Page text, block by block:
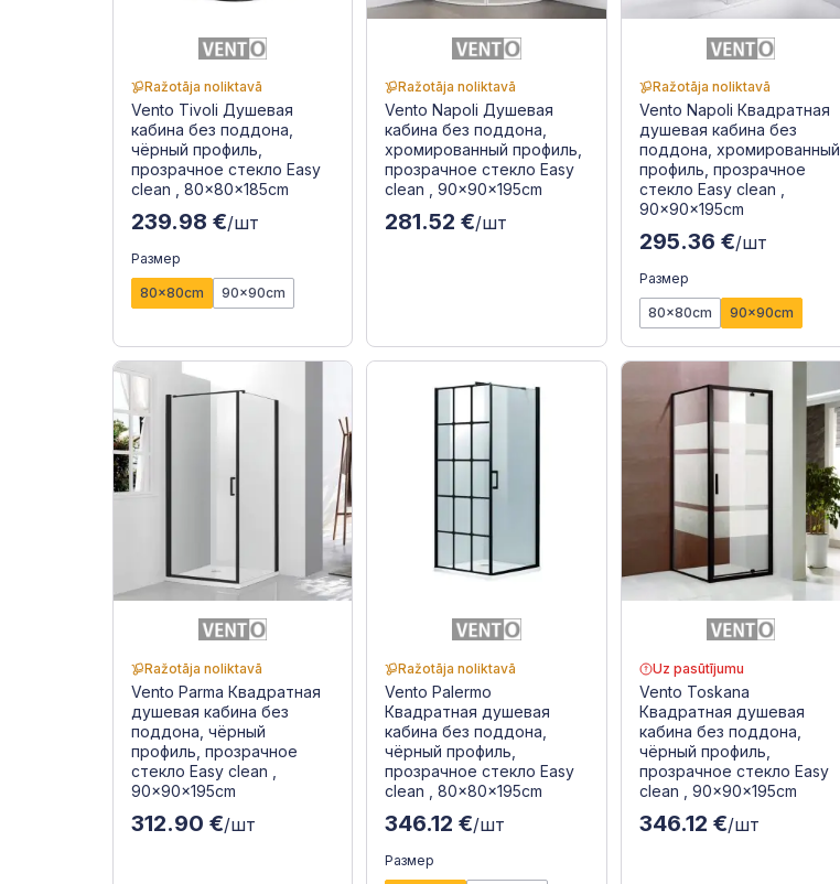
Ražotāja noliktavā
Vento Tivoli Душевая
кабина без поддона,
чёрный профиль,
прозрачное стекло Easy
clean , 80x80x185cm
239.98 €/шт
Размер
80x80cm 90x90cm
Ražotāja noliktavā
Vento Napoli Душевая
кабина без поддона,
хромированный профиль,
прозрачное стекло Easy
clean , 90x90x195cm
281.52 €/шт
Ražotāja noliktavā
Vento Napoli Квадратная
душевая кабина без
поддона, хромированный
профиль, прозрачное
стекло Easy clean ,
90x90x195cm
295.36 €/шт
Размер
80x80cm 90x90cm
Ražotāja noliktavā
Vento Parma Квадратная
душевая кабина без
поддона, чёрный
профиль, прозрачное
стекло Easy clean ,
90x90x195cm
312.90 €/шт
Ražotāja noliktavā
Vento Palermo
Квадратная душевая
кабина без поддона,
чёрный профиль,
прозрачное стекло Easy
clean , 80x80x195cm
346.12 €/шт
Размер
Uz pasūtījumu
Vento Toskana
Квадратная душевая
кабина без поддона,
чёрный профиль,
прозрачное стекло Easy
clean , 90x90x195cm
346.12 €/шт